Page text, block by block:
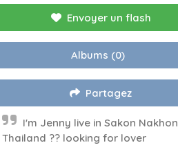
Envoyer un flash
Albums (0)
Partagez
I'm Jenny live in Sakon Nakhon
Thailand ?? looking for lover